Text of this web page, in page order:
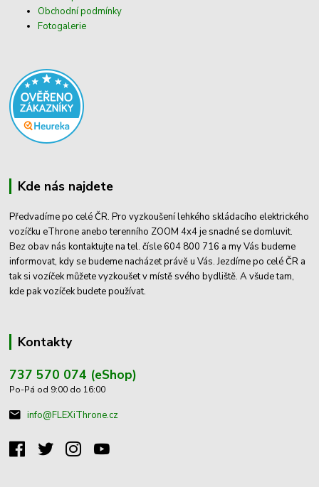
Obchodní podmínky
Fotogalerie
Kde nás najdete
Předvadíme po celé ČR. Pro vyzkoušení lehkého skládacího elektrického
vozíčku eThrone anebo terenního ZOOM 4x4 je snadné se domluvit.
Bez obav nás kontaktujte na tel. čísle 604 800 716 a my Vás budeme
informovat, kdy se budeme nacházet právě u Vás. Jezdíme po celé ČR a
tak si vozíček můžete vyzkoušet v místě svého bydliště. A všude tam,
kde pak vozíček budete používat.
Kontakty
737 570 074 (eShop)
Po-Pá od 9:00 do 16:00
info@FLEXiThrone.cz